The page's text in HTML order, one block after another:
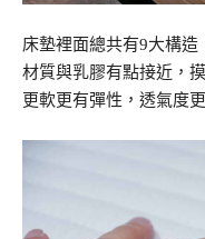
床墊裡面總共有9大構造
材質與乳膠有點接近，
更軟更有彈性，透氣度